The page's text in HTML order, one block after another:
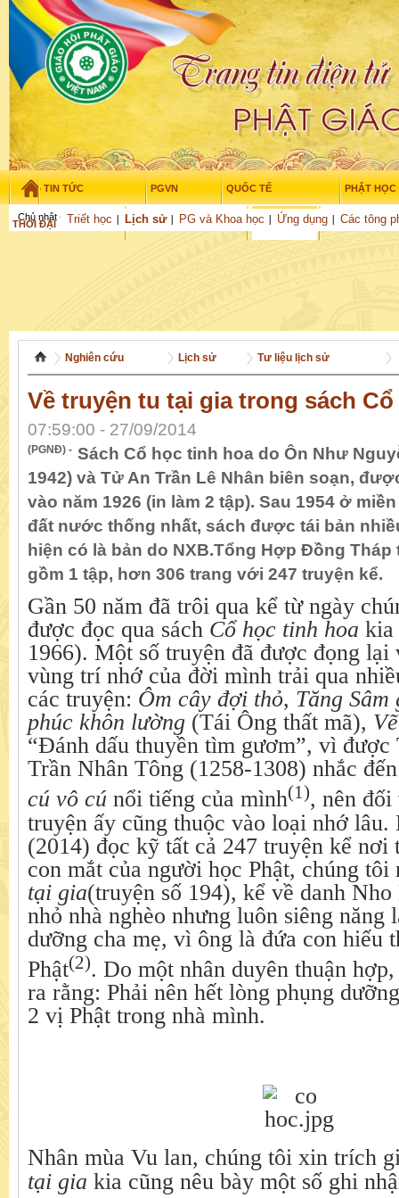
TIN TỨC PGVN QUỐC TẾ PHẬT HỌC
THỜI ĐẠI TUỔI TRẺ NGHIÊN CỨU
Triết học Lịch sử PG và Khoa học Ứng dụng Các tông
VĂN HỌC
Chủ nhật - 9/08/2026 – 15: 48:09
Nghiên cứu Lịch sử Tư liệu lịch sử
Về truyện tu tại gia trong sách
07:59:00 - 27/09/2014
(PGNĐ) - Sách Cổ học tinh hoa do Ôn Như
1942) và Tử An Trần Lê Nhân biên soạn,
vào năm 1926 (in làm 2 tập). Sau 1954 ở
đất nước thống nhất, sách được tái bản
hiện có là bản do NXB.Tổng Hợp Đồng Tháp
gồm 1 tập, hơn 306 trang với 247 truyện kể.
Gần 50 năm đã trôi qua kể từ ngày
được đọc qua sách Cổ học tinh hoa kia
1966). Một số truyện đã được đọng
vùng trí nhớ của đời mình trải qua
các truyện: Ôm cây đợi thỏ, Tăng
phúc khôn lường (Tái Ông thất mã),
“Đánh dấu thuyền tìm gươm”, vì
Trần Nhân Tông (1258-1308) nhắc
cú vô cú nổi tiếng của mình(1), nên
truyện ấy cũng thuộc vào loại nhớ
(2014) đọc kỹ tất cả 247 truyện kể nơi
con mắt của người học Phật, chúng
tại gia(truyện số 194), kể về danh
nhỏ nhà nghèo nhưng luôn siêng năng
dưỡng cha mẹ, vì ông là đứa con hiếu
Phật(2). Do một nhân duyên thuận
ra rằng: Phải nên hết lòng phụng
2 vị Phật trong nhà mình.
Nhân mùa Vu lan, chúng tôi xin trích
tại gia kia cũng nêu bày một số ghi